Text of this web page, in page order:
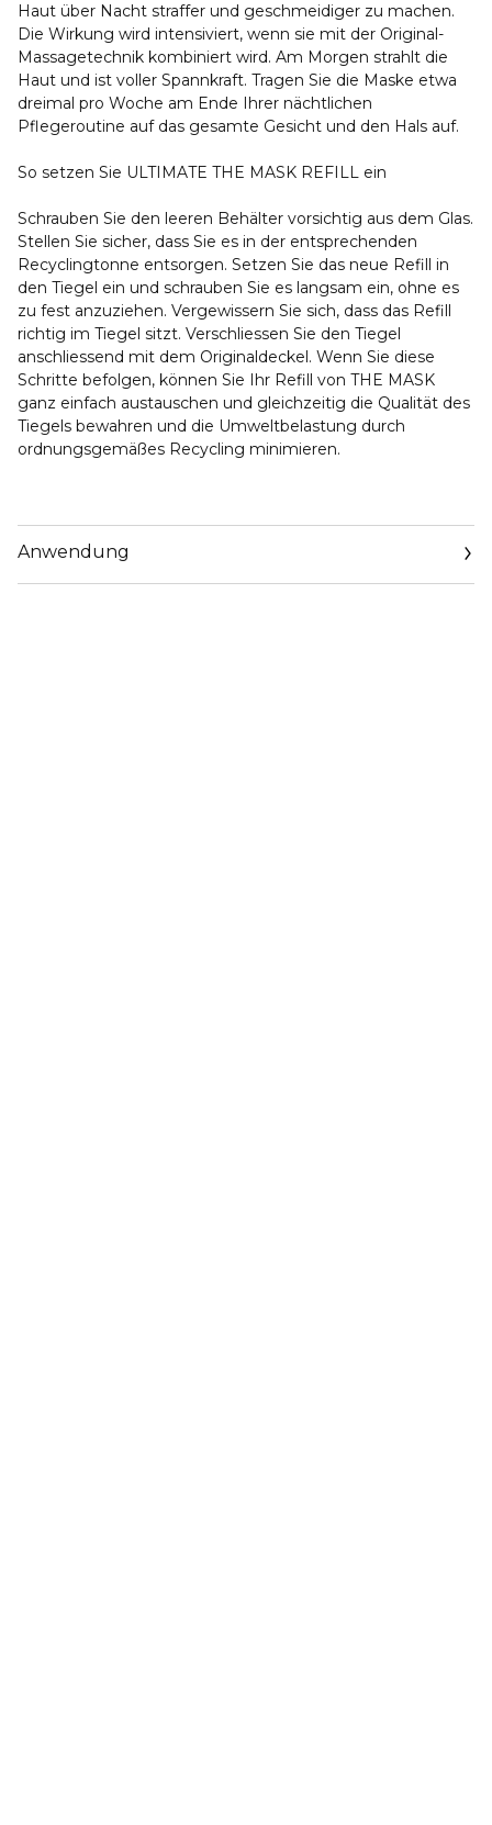
Haut über Nacht straffer und geschmeidiger zu machen.
Die Wirkung wird intensiviert, wenn sie mit der Original-
Massagetechnik kombiniert wird. Am Morgen strahlt die
Haut und ist voller Spannkraft. Tragen Sie die Maske etwa
dreimal pro Woche am Ende Ihrer nächtlichen
Pflegeroutine auf das gesamte Gesicht und den Hals auf.
So setzen Sie ULTIMATE THE MASK REFILL ein
Schrauben Sie den leeren Behälter vorsichtig aus dem Glas.
Stellen Sie sicher, dass Sie es in der entsprechenden
Recyclingtonne entsorgen. Setzen Sie das neue Refill in
den Tiegel ein und schrauben Sie es langsam ein, ohne es
zu fest anzuziehen. Vergewissern Sie sich, dass das Refill
richtig im Tiegel sitzt. Verschliessen Sie den Tiegel
anschliessend mit dem Originaldeckel. Wenn Sie diese
Schritte befolgen, können Sie Ihr Refill von THE MASK
ganz einfach austauschen und gleichzeitig die Qualität des
Tiegels bewahren und die Umweltbelastung durch
ordnungsgemäßes Recycling minimieren.
Anwendung